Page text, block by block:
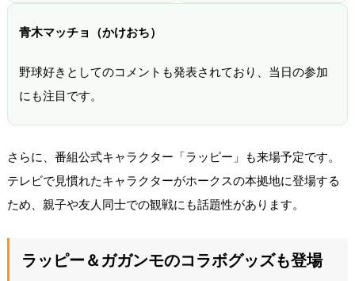
青木マッチョ（かけおち）
野球好きとしてのコメントも発表されており、当日の参加
にも注目です。
さらに、番組公式キャラクター「ラッピー」も来場予定です。
テレビで見慣れたキャラクターがホークスの本拠地に登場する
ため、親子や友人同士での観戦にも話題性があります。
ラッピー＆ガガンモのコラボグッズも登場